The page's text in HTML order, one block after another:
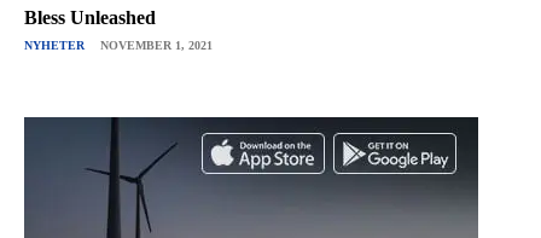
Bless Unleashed
NYHETER NOVEMBER 1, 2021